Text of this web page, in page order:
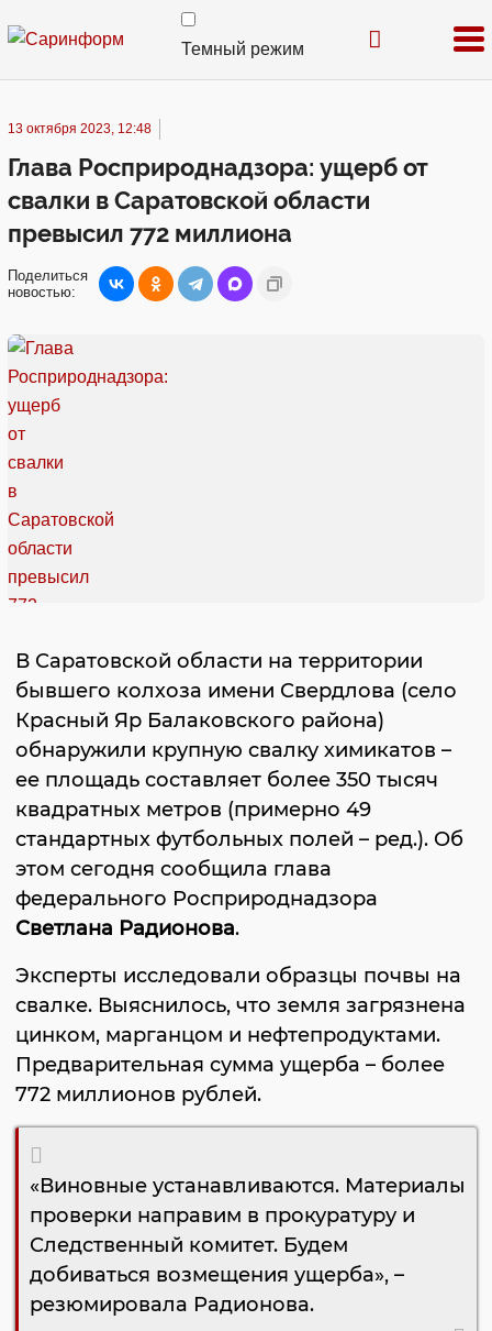
Темный режим
13 октября 2023, 12:48
Глава Росприроднадзора: ущерб от
свалки в Саратовской области
превысил 772 миллиона
Поделиться
новостью:
В Саратовской области на территории
бывшего колхоза имени Свердлова (село
Красный Яр Балаковского района)
обнаружили крупную свалку химикатов –
ее площадь составляет более 350 тысяч
квадратных метров (примерно 49
стандартных футбольных полей – ред.). Об
этом сегодня сообщила глава
федерального Росприроднадзора
Светлана Радионова.
Эксперты исследовали образцы почвы на
свалке. Выяснилось, что земля загрязнена
цинком, марганцом и нефтепродуктами.
Предварительная сумма ущерба – более
772 миллионов рублей.
«Виновные устанавливаются. Материалы
проверки направим в прокуратуру и
Следственный комитет. Будем
добиваться возмещения ущерба», –
резюмировала Радионова.